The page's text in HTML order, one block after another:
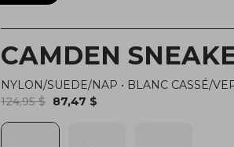
CAMDEN
NYLON/SUEDE/NAP • BLANC CASSÉ/
124,95 $ 87,47 $